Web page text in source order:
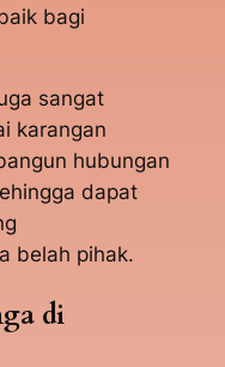
bagi
sangat
karangan
hubungan
dapat
belah pihak.
di